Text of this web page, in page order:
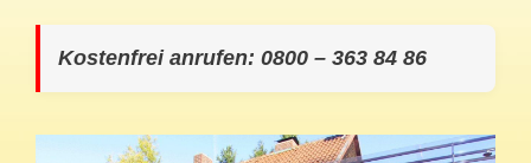
Kostenfrei anrufen: 0800 – 363 84 86